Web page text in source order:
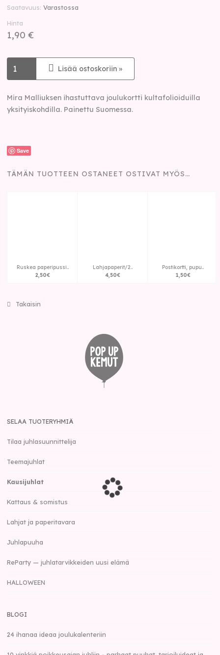
Saatavuus Varastossa
Hinta
1,90 €
Lisää ostoskoriin »
Mira Malliuksen ihastuttava joulukortti kultafolioiduilla
yksityiskohdilla. Painettu Suomessa.
Save
TÄMÄN TUOTTEEN OSTANEET OSTIVAT MYÖS…
Ruskea paperipussi..
2,50€
Lahjapaperit/2..
4,50€
Postikortti, pupu..
1,50€
Takaisin
SELAA TUOTERYHMIÄ
Tilaa juhlasuunnittelija
Teemajuhlat
Kausijuhlat
Kattaus & somistus
Lahjat ja paperitavara
Juhlapuuha
ReParty — juhlatarvikkeiden uusi elämä
HALLOWEEN
BLOGI
24 ihanaa ideaa joulukalenteriin